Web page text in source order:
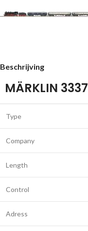
Beschrijving
MÄRKLIN 3337
Type
Company
Length
Control
Adress